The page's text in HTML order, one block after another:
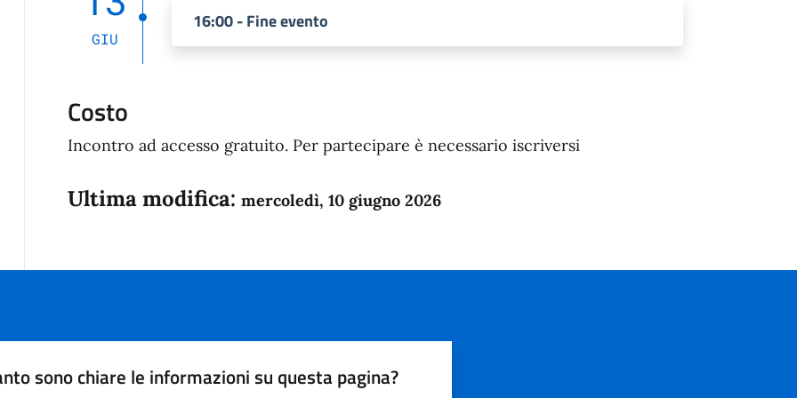
GIU
16:00 - Fine evento
Costo
Incontro ad accesso gratuito. Per partecipare è necessario iscriversi
Ultima modifica: mercoledì, 10 giugno 2026
sono chiare le informazioni su questa pagina?